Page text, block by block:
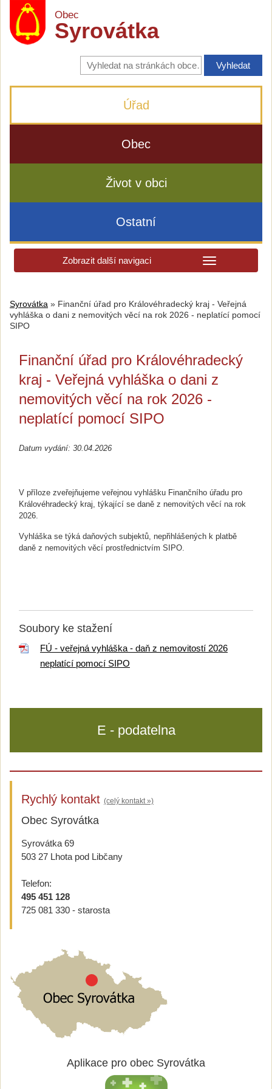
Obec
Syrovátka
Vyhledávání
na
stránkách
Úřad
Obec
Život v obci
Ostatní
Zobrazit další navigaci
Syrovátka » Finanční úřad pro Královéhradecký kraj - Veřejná
vyhláška o dani z nemovitých věcí na rok 2026 - neplatící pomocí
SIPO
Finanční úřad pro Královéhradecký
kraj - Veřejná vyhláška o dani z
nemovitých věcí na rok 2026 -
neplatící pomocí SIPO
Datum vydání: 30.04.2026
V příloze zveřejňujeme veřejnou vyhlášku Finančního úřadu pro
Královéhradecký kraj, týkající se daně z nemovitých věcí na rok
2026.
Vyhláška se týká daňových subjektů, nepřihlášených k platbě
daně z nemovitých věcí prostřednictvím SIPO.
Soubory ke stažení
FÚ - veřejná vyhláška - daň z nemovitostí 2026
neplatící pomocí SIPO
E - podatelna
Rychlý kontakt (celý kontakt »)
Obec Syrovátka
Syrovátka 69
503 27 Lhota pod Libčany
Telefon:
495 451 128
725 081 330 - starosta
Aplikace pro obec Syrovátka